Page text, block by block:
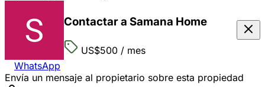
Contactar a Samana Home
US$500 / mes
WhatsApp
Envía un mensaje al propietario sobre esta propiedad